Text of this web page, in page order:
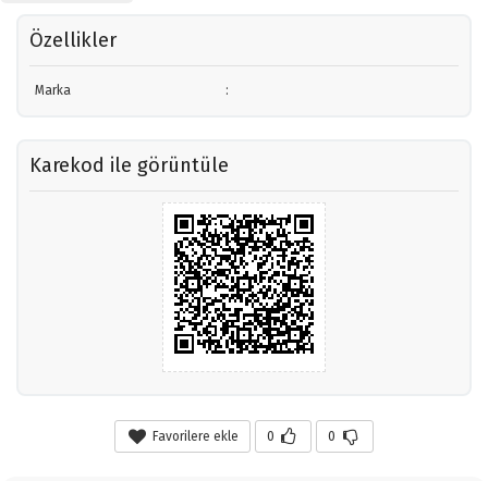
Özellikler
Marka :
Karekod ile görüntüle
Favorilere ekle 0 0